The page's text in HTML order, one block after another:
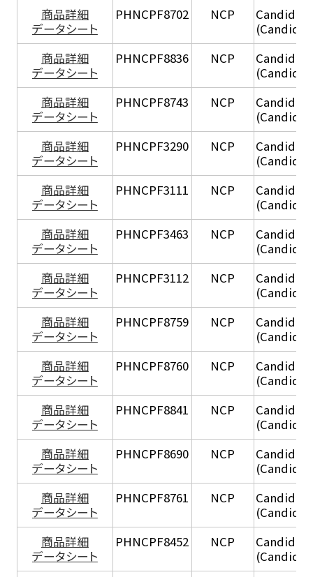
商品詳細
データシート
PHNCPF8702 NCP
Candida
(Candida
商品詳細
データシート
PHNCPF8836 NCP
Candida
(Candida
商品詳細
データシート
PHNCPF8743 NCP
Candida
(Candida
商品詳細
データシート
PHNCPF3290 NCP
Candida
(Candida
商品詳細
データシート
PHNCPF3111 NCP
Candida
(Candida
商品詳細
データシート
PHNCPF3463 NCP
Candida
(Candida
商品詳細
データシート
PHNCPF3112 NCP
Candida
(Candida
商品詳細
データシート
PHNCPF8759 NCP
Candida
(Candida
商品詳細
データシート
PHNCPF8760 NCP
Candida
(Candida
商品詳細
データシート
PHNCPF8841 NCP
Candida
(Candida
商品詳細
データシート
PHNCPF8690 NCP
Candida
(Candida
商品詳細
データシート
PHNCPF8761 NCP
Candida
(Candida
商品詳細
データシート
PHNCPF8452 NCP
Candida
(Candida